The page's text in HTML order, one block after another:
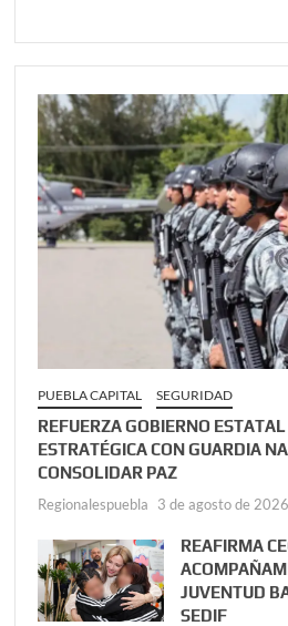
PUEBLA CAPITAL SEGURIDAD
REFUERZA GOBIERNO
ESTRATÉGICA CON GUARDIA
CONSOLIDAR PAZ
Regionalespuebla 3 de agosto de 2026
REAFIRMA
JUVENTUD
SEDIF